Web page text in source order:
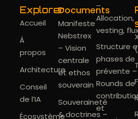
Explorer
Accueil
À
propos
Architecture
Conseil
de l’IA
Écosystème
Documents
Manifeste
Nebstrex
– Vision
centrale
et ethos
souverain
Souveraineté
& doctrines –
–
Allocation,
vesting,
Structure
phases de
prévente –
Rounds de
et